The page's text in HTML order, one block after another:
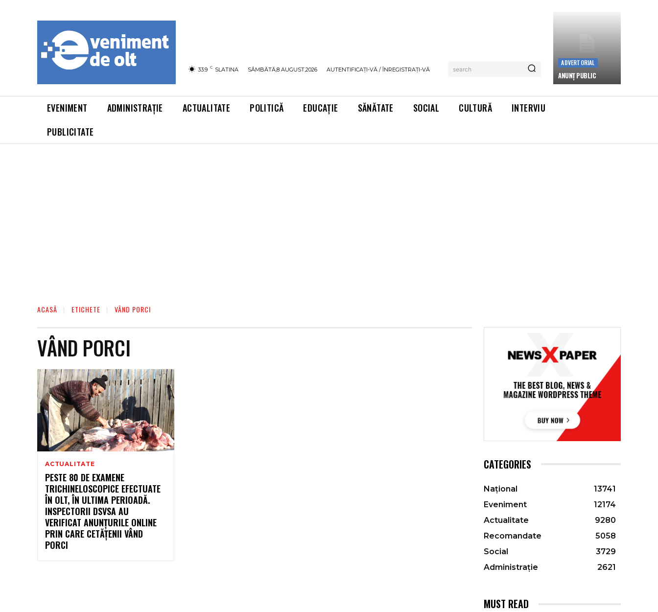
33.9 C SLATINA SÂMBĂTĂ,8 AUGUST,2026 AUTENTIFICAȚI-VĂ / ÎNREGISTRAȚI-VĂ search
ADVERTORIAL
ANUNȚ PUBLIC
EVENIMENT ADMINISTRAȚIE ACTUALITATE POLITICĂ EDUCAȚIE SĂNĂTATE SOCIAL CULTURĂ
INTERVIU
PUBLICITATE
ACASĂ ETICHETE VÂND PORCI
VÂND PORCI
ACTUALITATE
PESTE 80 DE EXAMENE
TRICHINELOSCOPICE EFECTUATE
ÎN OLT, ÎN ULTIMA PERIOADĂ.
INSPECTORII DSVSA AU
VERIFICAT ANUNȚURILE ONLINE
PRIN CARE CETĂȚENII VÂND
PORCI
CATEGORIES
Național
13741
Eveniment
12174
Actualitate
9280
Recomandate
5058
Social
3729
Administrație
2621
MUST READ